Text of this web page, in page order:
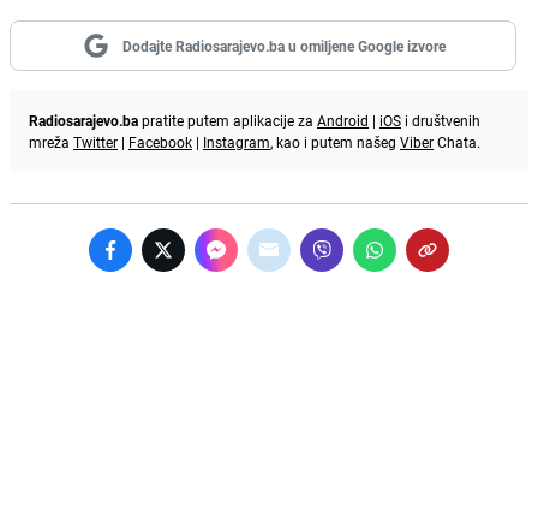
Dodajte Radiosarajevo.ba u omiljene Google izvore
Radiosarajevo.bapratite putem aplikacije za Android | iOS i društvenih
mreža Twitter | Facebook | Instagram, kao i putem našeg ViberChata.